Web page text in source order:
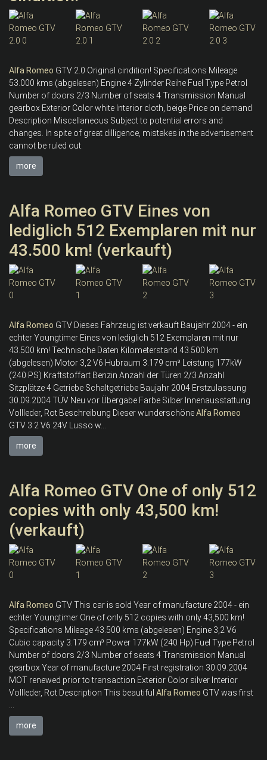
Alfa Romeo GTV 2.0 Original cindition! Specifications Mileage
53.000 kms (abgelesen) Engine 4 Zylinder Reihe Fuel Type Petrol
Number of doors 2/3 Number of seats 4 Transmission Manual
gearbox Exterior Color white Interior cloth, beige Price on demand
Description Miscellaneous Subject to potential errors and
changes. In spite of great dilligence, mistakes in the advertisement
cannot be ruled out.
more
Alfa Romeo GTV Eines von
lediglich 512 Exemplaren mit nur
43.500 km! (verkauft)
Alfa Romeo GTV Dieses Fahrzeug ist verkauft Baujahr 2004 - ein
echter Youngtimer Eines von lediglich 512 Exemplaren mit nur
43.500 km! Technische Daten Kilometerstand 43.500 km
(abgelesen) Motor 3,2 V6 Hubraum 3.179 cm³ Leistung 177kW
(240 PS) Kraftstoffart Benzin Anzahl der Türen 2/3 Anzahl
Sitzplätze 4 Getriebe Schaltgetriebe Baujahr 2004 Erstzulassung
30.09.2004 TÜV Neu vor Übergabe Farbe Silber Innenausstattung
Vollleder, Rot Beschreibung Dieser wunderschöneAlfa Romeo
GTV 3.2 V6 24V Lusso w...
more
Alfa Romeo GTV One of only 512
copies with only 43,500 km!
(verkauft)
Alfa Romeo GTV This car is sold Year of manufacture 2004 - ein
echter Youngtimer One of only 512 copies with only 43,500 km!
Specifications Mileage 43.500 kms (abgelesen) Engine 3,2 V6
Cubic capacity 3.179 cm³ Power 177kW (240 Hp) Fuel Type Petrol
Number of doors 2/3 Number of seats 4 Transmission Manual
gearbox Year of manufacture 2004 First registration 30.09.2004
MOT renewed prior to transaction Exterior Color silver Interior
Vollleder, Rot Description This beautiful Alfa Romeo GTV was first
more